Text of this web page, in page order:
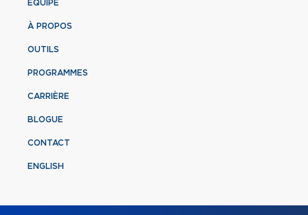
ÉQUIPE
À PROPOS
OUTILS
PROGRAMMES
CARRIÈRE
BLOGUE
CONTACT
ENGLISH